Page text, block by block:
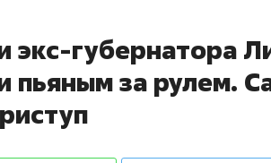
экс-губернатора
пьяным за рулем.